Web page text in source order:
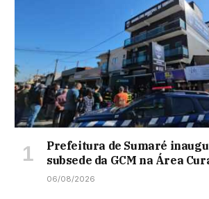
Prefeitura de Sumaré
subsede da GCM na Área
06/08/2026